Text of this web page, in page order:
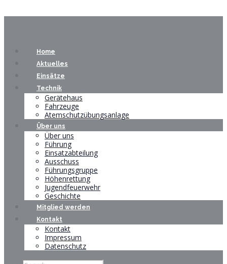
Home
Aktuelles
Einsätze
Technik
Gerätehaus
Fahrzeuge
Atemschutzübungsanlage
Über uns
Über uns
Führung
Einsatzabteilung
Ausschuss
Führungsgruppe
Höhenrettung
Jugendfeuerwehr
Geschichte
Mitglied werden
Kontakt
Kontakt
Impressum
Datenschutz